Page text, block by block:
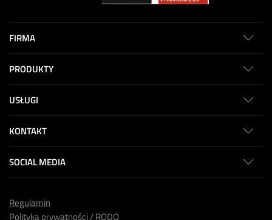
FIRMA
PRODUKTY
USŁUGI
KONTAKT
SOCIAL MEDIA
Regulamin
Polityka prywatności / RODO